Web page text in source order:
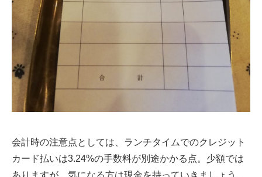
会計時の注意点としては、ランチタイムでのクレジット
カード払いは3.24%の手数料が別途かかる点。少額では
ありますが、気になる方は現金を持っていきましょう。